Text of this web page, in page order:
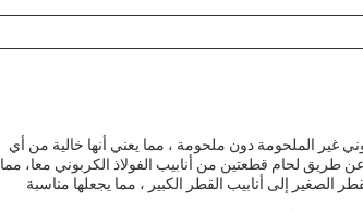
غير الملحومة دون ملحومة ، مما يعني أنها خالية من أي
طريق لحام قطعتين من أنابيب الفولاذ الكربوني معا، مما
الصغير إلى أنابيب القطر الكبير ، مما يجعلها مناسبة